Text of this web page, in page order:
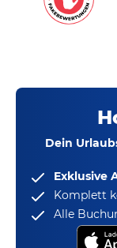
Dein
Exklusive
Komplett
Alle